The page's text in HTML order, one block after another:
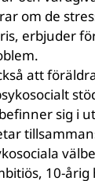
om de
erbjuder
att
sig i
10-